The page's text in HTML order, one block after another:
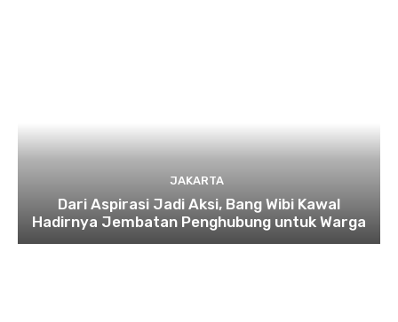
JAKARTA
Dari Aspirasi Jadi Aksi, Bang Wibi Kawal
Hadirnya Jembatan Penghubung untuk Warga